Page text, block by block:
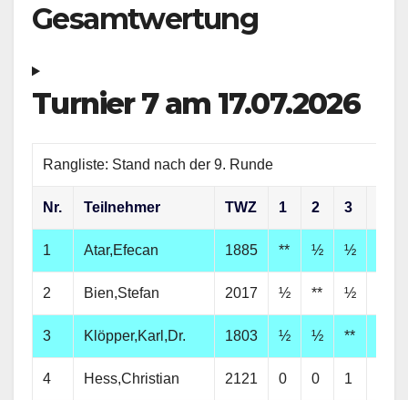
Gesamtwertung
Turnier 7 am 17.07.2026
Rangliste: Stand nach der 9. Runde
Nr. Teilnehmer TWZ 1 2 3
1 Atar,Efecan 1885 ** ½ ½
2 Bien,Stefan 2017 ½ ** ½
3 Klöpper,Karl,Dr. 1803 ½ ½ **
4 Hess,Christian 2121 0 0 1